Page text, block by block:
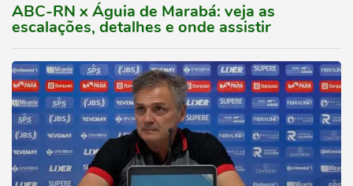
ABC-RN x Águia de Marabá: veja as
escalações, detalhes e onde assistir